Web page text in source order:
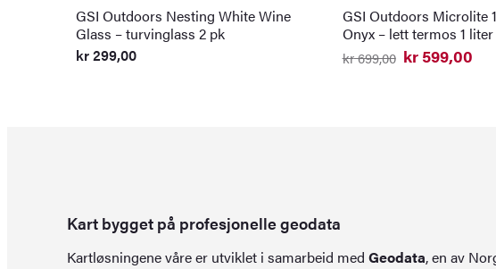
GSI Outdoors Nesting White Wine
Glass – turvinglass 2 pk
kr299,00
GSI Outdoors Microlite
Onyx – lett termos 1 liter
kr699,00
Opprinnelig
kr599,00
Nåværende
Kart bygget på profesjonelle geodata
Kartløsningene våre er utviklet i samarbeid medGeodata, en av